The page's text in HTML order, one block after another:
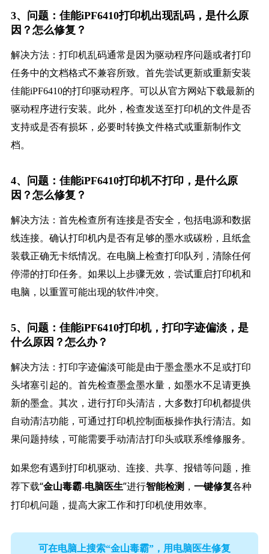
3、问题：佳能iPF6410打印机出现乱码，是什么原
因？怎么修复？
解决方法：打印机乱码通常是因为驱动程序问题或者打印
任务中的文档格式不兼容所致。首先尝试更新或重新安装
佳能iPF6410的打印驱动程序。可以从官方网站下载最新的
驱动程序进行安装。此外，检查发送至打印机的文件是否
支持或是否有损坏，必要时转换文件格式或重新制作文
档。
4、问题：佳能iPF6410打印机不打印，是什么原
因？怎么修复？
解决方法：首先检查所有连接是否安全，包括电源和数据
线连接。确认打印机内是否有足够的墨水或碳粉，且纸盒
装载正确无卡纸情况。在电脑上检查打印队列，清除任何
停滞的打印任务。如果以上步骤无效，尝试重启打印机和
电脑，以重置可能出现的软件冲突。
5、问题：佳能iPF6410打印机，打印字迹偏淡，是
什么原因？怎么办？
解决方法：打印字迹偏淡可能是由于墨盒墨水不足或打印
头堵塞引起的。首先检查墨盒墨水量，如墨水不足请更换
新的墨盒。其次，进行打印头清洁，大多数打印机都提供
自动清洁功能，可通过打印机控制面板操作执行清洁。如
果问题持续，可能需要手动清洁打印头或联系维修服务。
如果您有遇到打印机驱动、连接、共享、报错等问题，推
荐下载“金山毒霸-电脑医生”进行智能检测， 一键修复各种
打印机问题，提高大家工作和打印机使用效率。
可在电脑上搜索“金山毒霸”，用电脑医生修复